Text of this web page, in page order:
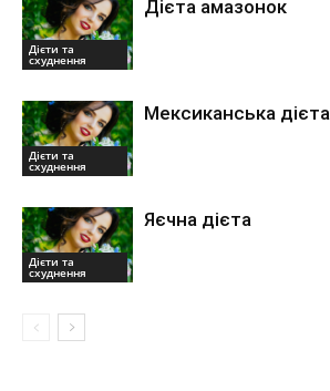
Дієти та
схуднення
Дієта амазонок
Дієти та
схуднення
Мексиканська дієта
Дієти та
схуднення
Яєчна дієта